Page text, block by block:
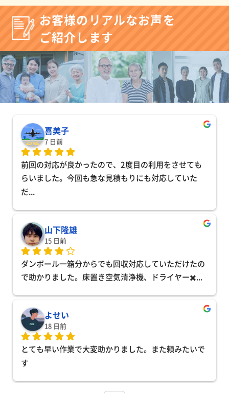
お客様のリアルなお声を
ご紹介します
喜美子
7 日前
前回の対応が良かったので、2度目の利用をさせても
らいました。今回も急な見積もりにも対応していた
だ...
山下隆雄
15 日前
ダンボール一箱分からでも回収対応していただけたの
で助かりました。床置き空気清浄機、ドライヤー✖️...
よせい
18 日前
とても早い作業で大変助かりました。また頼みたいで
す